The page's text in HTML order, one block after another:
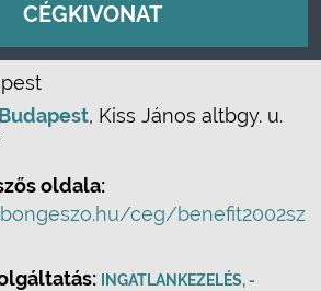
CÉGKIVONAT
Budapest, Kiss János altbgy. u.
oldala:
ceg/benefit2002sz
INGATLANKEZELÉS, -